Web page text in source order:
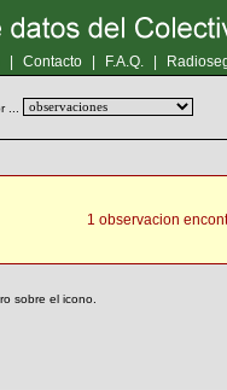
Contacto F.A.Q.
...
1 observacion
sobre el icono.